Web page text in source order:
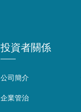
投資者關係
公司簡介
企業管治